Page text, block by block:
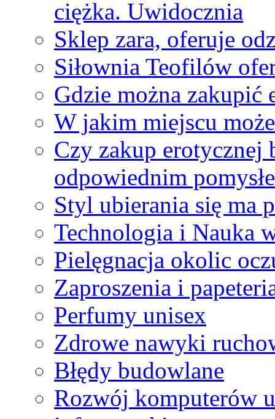
ciężka. Uwidocznia
Sklep zara, oferuje
Siłownia Teofilów
Gdzie można zakupić
W jakim miejscu
Czy zakup
odpowiednim
Styl ubierania się ma
Technologia i Nauka
Pielęgnacja okolic
Zaproszenia i
Perfumy unisex
Zdrowe nawyki
Błędy budowlane
Rozwój komputerów